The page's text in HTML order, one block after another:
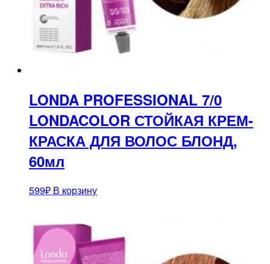
LONDA PROFESSIONAL 7/0
LONDACOLOR СТОЙКАЯ КРЕМ-
КРАСКА ДЛЯ ВОЛОС БЛОНД,
60мл
599₽ В корзину